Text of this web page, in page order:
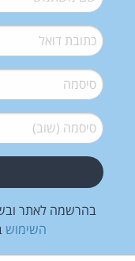
דואל*
סיסמה*
סיסמה (שוב)*
בהרשמה לאתר
השימוש